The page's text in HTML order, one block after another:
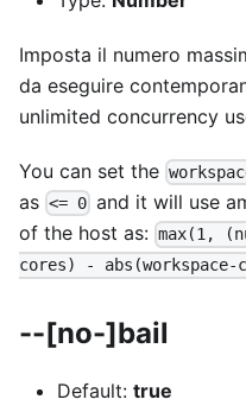
Imposta il numero
da eseguire
unlimited concurrency
You can set the
as <= 0 and it will use
of the host as: max(1,
cores) - abs(workspace-
--[no-]bail
Default: true